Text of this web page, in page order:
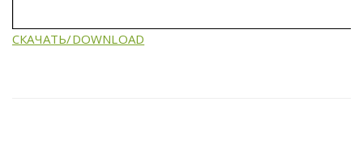
СКАЧАТЬ/DOWNLOAD